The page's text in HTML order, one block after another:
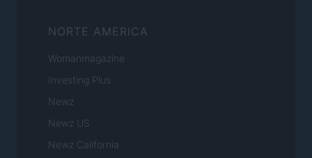
NORTE AMERICA
Womanmagazine
Investing Plus
Newz
Newz US
Newz California